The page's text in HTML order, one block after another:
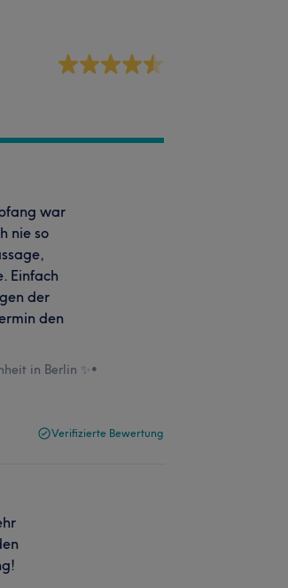
war
nie so
Einfach
der
den
in Berlin ✨ •
Verifizierte Bewertung